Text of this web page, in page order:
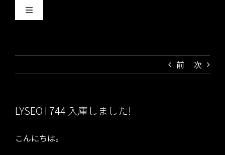
Toggle
中古車在庫一覧
カスタマイズ
BBQテラス案内
前 次
LYSEO I 744 入庫しました!
こんにちは。